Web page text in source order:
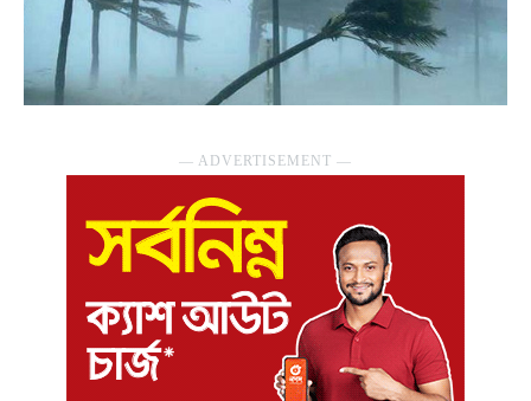
― ADVERTISEMENT ―